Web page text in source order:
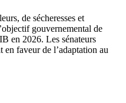
de sécheresses et
gouvernemental de
en 2026. Les sénateurs
en faveur de l’adaptation au